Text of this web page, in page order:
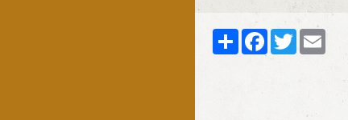
PartagerFacebook
TwitterEmail